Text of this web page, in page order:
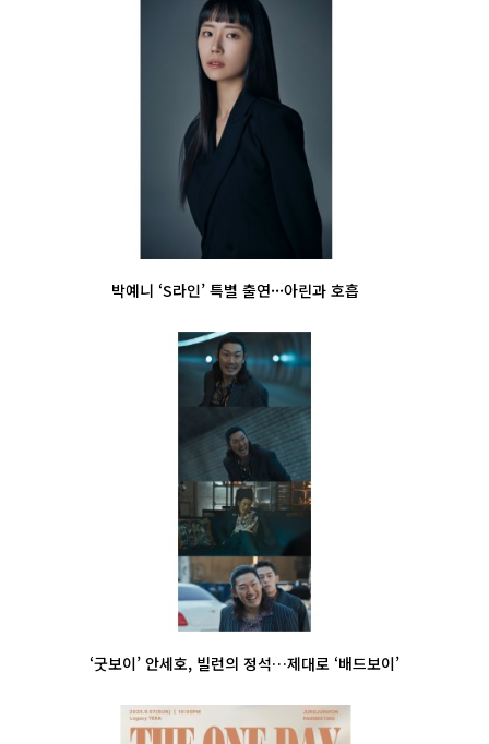
박예니 ‘S라인’ 특별 출연···아린과 호흡
‘굿보이’ 안세호, 빌런의 정석…제대로 ‘배드보이’